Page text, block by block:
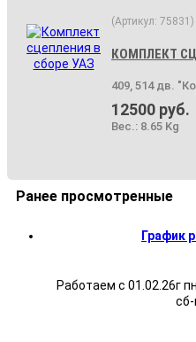
(Артикул: 75831 )
КОМПЛЕКТ
409, 514 дв.
12500 руб.
Вес.: 8.65 Kg
Ранее просмотренные
График
Работаем с 01.02.26г
cб-